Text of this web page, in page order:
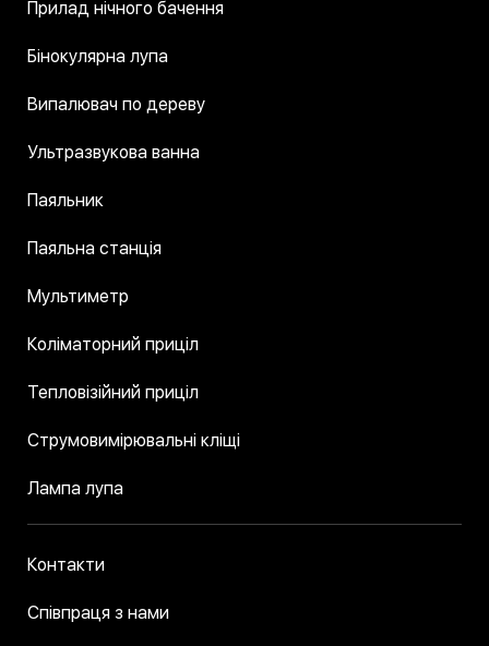
Прилад нічного бачення
Бінокулярна лупа
Випалювач по дереву
Ультразвукова ванна
Паяльник
Паяльна станція
Мультиметр
Коліматорний приціл
Тепловізійний приціл
Струмовимірювальні кліщі
Лампа лупа
Контакти
Співпраця з нами